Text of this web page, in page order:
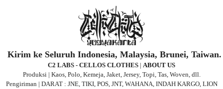
Kirim ke Seluruh Indonesia, Malaysia, Brunei, Taiwan.
C2 LABS - CELLOS CLOTHES | ABOUT US
Produksi | Kaos, Polo, Kemeja, Jaket, Jersey, Topi, Tas, Woven, dll.
Pengiriman | DARAT : JNE, TIKI, POS, JNT, WAHANA, INDAH KARGO, LION